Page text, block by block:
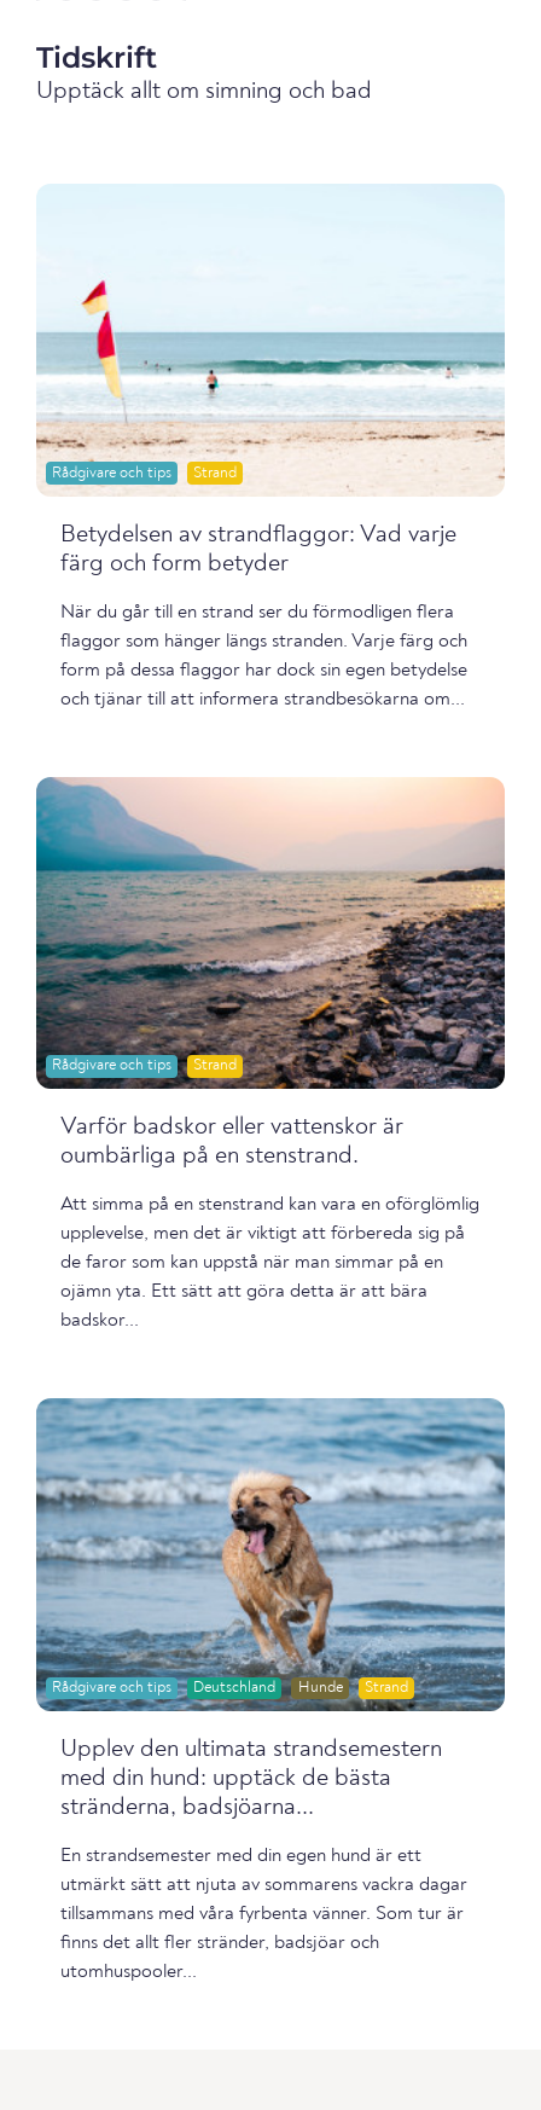
Tidskrift
Upptäck allt om simning och bad
Rådgivare och tips Strand
Betydelsen av strandflaggor: Vad varje
färg och form betyder
När du går till en strand ser du förmodligen flera
flaggor som hänger längs stranden. Varje färg och
form på dessa flaggor har dock sin egen betydelse
och tjänar till att informera strandbesökarna om...
Rådgivare och tips Strand
Varför badskor eller vattenskor är
oumbärliga på en stenstrand.
Att simma på en stenstrand kan vara en oförglömlig
upplevelse, men det är viktigt att förbereda sig på
de faror som kan uppstå när man simmar på en
ojämn yta. Ett sätt att göra detta är att bära
badskor...
Rådgivare och tips Deutschland Hunde Strand
Upplev den ultimata strandsemestern
med din hund: upptäck de bästa
stränderna, badsjöarna...
En strandsemester med din egen hund är ett
utmärkt sätt att njuta av sommarens vackra dagar
tillsammans med våra fyrbenta vänner. Som tur är
finns det allt fler stränder, badsjöar och
utomhuspooler...